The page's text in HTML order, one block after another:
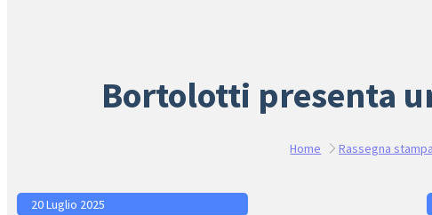
Bortolotti presenta
Home Rassegna stampa
20 Luglio 2025